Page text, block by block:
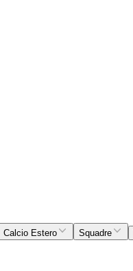
Calcio Estero Squadre